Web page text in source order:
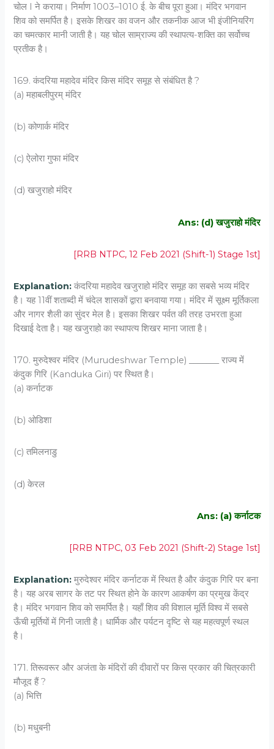
चोल I ने कराया। निर्माण 1003–1010 ई. के बीच पूरा हुआ। मंदिर भगवान
शिव को समर्पित है। इसके शिखर का वजन और तकनीक आज भी इंजीनियरिंग
का चमत्कार मानी जाती है। यह चोल साम्राज्य की स्थापत्य-शक्ति का सर्वोच्च
प्रतीक है।
169. कंदरिया महादेव मंदिर किस मंदिर समूह से संबंधित है ?
(a) महाबलीपुरम् मंदिर
(b) कोणार्क मंदिर
(c) ऐलोरा गुफा मंदिर
(d) खजुराहो मंदिर
Ans: (d) खजुराहो मंदिर
[RRB NTPC, 12 Feb 2021 (Shift-1) Stage 1st]
Explanation:कंदरिया महादेव खजुराहो मंदिर समूह का सबसे भव्य मंदिर
है। यह 11वीं शताब्दी में चंदेल शासकों द्वारा बनवाया गया। मंदिर में सूक्ष्म मूर्तिकला
और नागर शैली का सुंदर मेल है। इसका शिखर पर्वत की तरह उभरता हुआ
दिखाई देता है। यह खजुराहो का स्थापत्य शिखर माना जाता है।
170. मुरुदेश्वर मंदिर (Murudeshwar Temple) _______ राज्य में
कंदुक गिरि (Kanduka Giri) पर स्थित है।
(a) कर्नाटक
(b) ओडिशा
(c) तमिलनाडु
(d) केरल
Ans: (a) कर्नाटक
[RRB NTPC, 03 Feb 2021 (Shift-2) Stage 1st]
Explanation: मुरुदेश्वर मंदिर कर्नाटक में स्थित है और कंदुक गिरि पर बना
है। यह अरब सागर के तट पर स्थित होने के कारण आकर्षण का प्रमुख केंद्र
है। मंदिर भगवान शिव को समर्पित है। यहाँ शिव की विशाल मूर्ति विश्व में सबसे
ऊँची मूर्तियों में गिनी जाती है। धार्मिक और पर्यटन दृष्टि से यह महत्वपूर्ण स्थल
है।
171. तिरूवरूर और अजंता के मंदिरों की दीवारों पर किस प्रकार की चित्रकारी
मौजूद हैं ?
(a) भित्ति
(b) मधुबनी